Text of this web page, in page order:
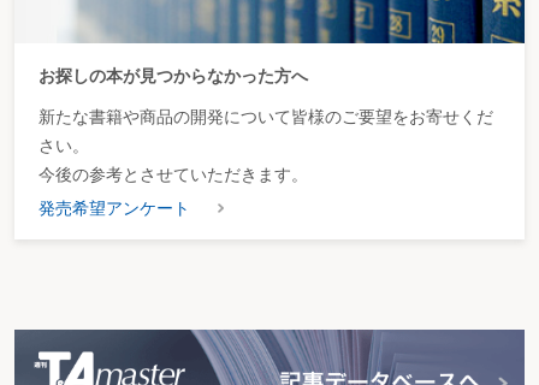
お探しの本が見つからなかった方へ
新たな書籍や商品の開発について皆様のご要望をお寄せくだ
さい。
今後の参考とさせていただきます。
発売希望アンケート